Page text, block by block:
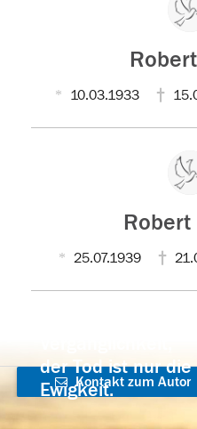
10.03.1933
25.07.1939
der Tod ist nur
Ewigkeit.
Kontakt zum Autor
aufnehmen